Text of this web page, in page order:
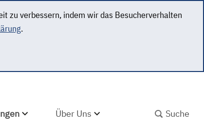
zu verbessern, indem wir das Besucherverhalten
.
Über Uns